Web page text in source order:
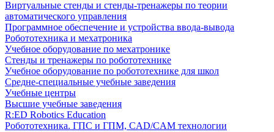
Виртуальные стенды и стенды-тренажеры по теории
автоматического управления
Программное обеспечение и устройства ввода-вывода
Робототехника и мехатроника
Учебное оборудование по мехатронике
Стенды и тренажеры по робототехнике
Учебное оборудование по робототехнике для школ
Средне-специальные учебные заведения
Учебные центры
Высшие учебные заведения
R:ED Robotics Education
Робототехника. ГПС и ГПМ, CAD/CAM технологии